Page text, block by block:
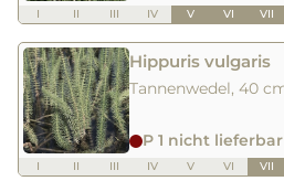
I II III IV V VI VII
Hippuris vulgaris
Tannenwedel, 40
P 1 nicht lieferbar
I II III IV V VI VII